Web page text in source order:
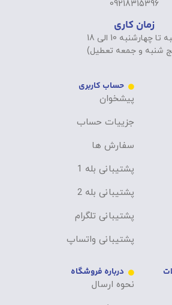
09218315396
زمان کاری
تا چهارشنبه 10 الی 18
شنبه و جمعه تعطیل)
حساب کاربری
پیشخوان
جزییات حساب
سفارش ها
پشتیبانی بله 1
پشتیبانی بله 2
پشتیبانی تلگرام
پشتیبانی واتساپ
درباره فروشگاه
نحوه ارسال